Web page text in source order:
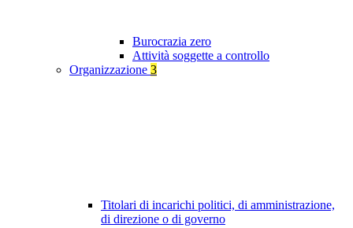
Burocrazia zero
Attività soggette a controllo
Organizzazione 3
Titolari di incarichi politici, di amministrazione,
di direzione o di governo